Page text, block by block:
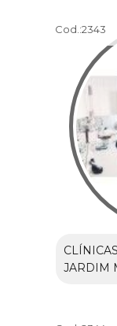
Cod.:2343
JARDIM